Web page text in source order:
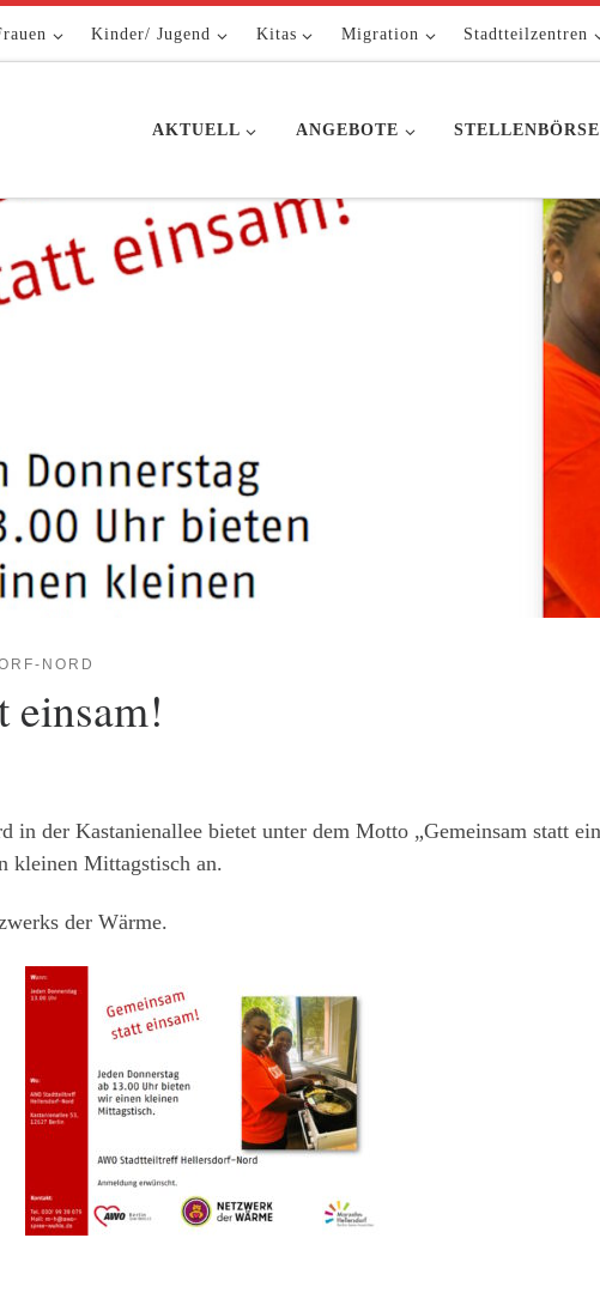
Kinder/ Jugend Kitas Migration Stadtteilzentren
AKTUELL ANGEBOTE STELLENBÖRSE
NORD
einsam!
der Kastanienallee bietet unter dem Motto „Gemeinsam statt
kleinen Mittagstisch an.
der Wärme.